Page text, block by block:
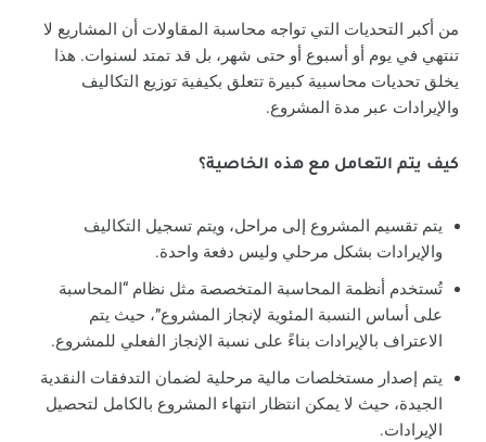
من أكبر التحديات التي تواجه محاسبة المقاولات أن المشاريع لا
تنتهي في يوم أو أسبوع أو حتى شهر، بل قد تمتد لسنوات. هذا
يخلق تحديات محاسبية كبيرة تتعلق بكيفية توزيع التكاليف
والإيرادات عبر مدة المشروع.
كيف يتم التعامل مع هذه الخاصية؟
يتم تقسيم المشروع إلى مراحل، ويتم تسجيل التكاليف
والإيرادات بشكل مرحلي وليس دفعة واحدة.
تُستخدم أنظمة المحاسبة المتخصصة مثل نظام “المحاسبة
على أساس النسبة المئوية لإنجاز المشروع”، حيث يتم
الاعتراف بالإيرادات بناءً على نسبة الإنجاز الفعلي للمشروع.
يتم إصدار مستخلصات مالية مرحلية لضمان التدفقات النقدية
الجيدة، حيث لا يمكن انتظار انتهاء المشروع بالكامل لتحصيل
الإيرادات.